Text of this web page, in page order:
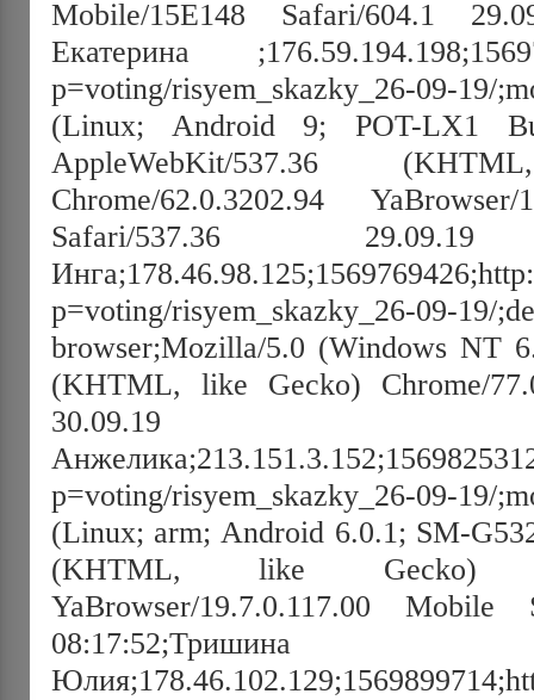
Mobile/15E148 Safari/604.1
Екатерина
p=voting/risyem_skazky_26-09-19/
(Linux; Android 9; POT-LX1
AppleWebKit/537.36
Chrome/62.0.3202.94
Safari/537.36 29.09.19
p=voting/risyem_skazky_26-09-19/
browser;Mozilla/5.0 (Windows NT
(KHTML, like Gecko) Chrome/
30.09.19
p=voting/risyem_skazky_26-09-19/
(Linux; arm; Android 6.0.1; SM-
(KHTML, like Gecko)
YaBrowser/19.7.0.117.00 Mobile
08:17:52;Тришина